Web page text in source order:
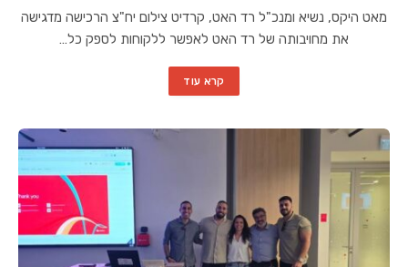
מאט היקס, נשיא ומנכ"ל רד האט, קרדיט צילום יח"צ הרכישה מדגישה
את מחויבותה של רד האט לאפשר ללקוחות לספק כל…
קרא עוד